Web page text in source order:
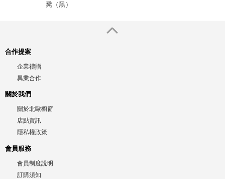
凳（黑）
合作提案
企業禮贈
異業合作
關於我們
關於北歐櫥窗
店點資訊
隱私權政策
會員服務
會員制度說明
訂購須知